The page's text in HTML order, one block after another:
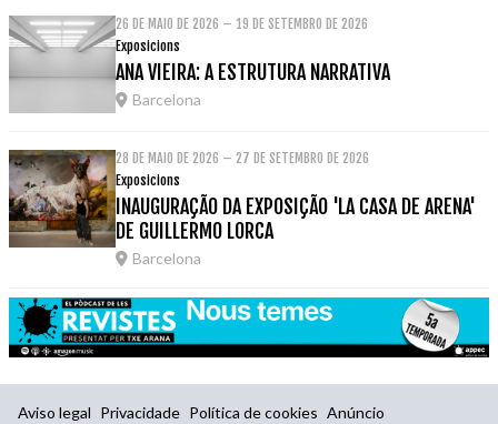
26 DE MAIO DE 2026 – 19 DE SETEMBRO DE 2026
Exposicions
ANA VIEIRA: A ESTRUTURA NARRATIVA
Barcelona
28 DE MAIO DE 2026 – 27 DE SETEMBRO DE 2026
Exposicions
INAUGURAÇÃO DA EXPOSIÇÃO 'LA CASA DE ARENA'
DE GUILLERMO LORCA
Barcelona
Aviso legal Privacidade Política de cookies Anúncio